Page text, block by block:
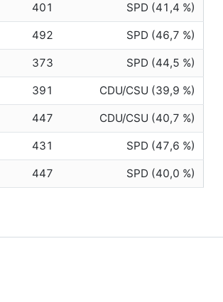
401 SPD (41,4 %)
492 SPD (46,7 %)
373 SPD (44,5 %)
391 CDU/CSU (39,9 %)
447 CDU/CSU (40,7 %)
431 SPD (47,6 %)
447 SPD (40,0 %)